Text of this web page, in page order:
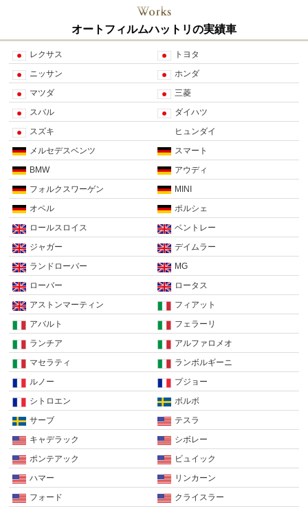
オートフィルムハットリの実績車
レクサス
トヨタ
ニッサン
ホンダ
マツダ
三菱
スバル
ダイハツ
スズキ
ヒュンダイ
メルセデスベンツ
スマート
BMW
アウディ
フォルクスワーゲン
MINI
オペル
ポルシェ
ロールスロイス
ベントレー
ジャガー
デイムラー
ランドローバー
MG
ローバー
ロータス
アストンマーティン
フィアット
アバルト
フェラーリ
ランチア
アルファロメオ
マセラティ
ランボルギーニ
ルノー
プジョー
シトロエン
ボルボ
サーブ
テスラ
キャデラック
シボレー
ポンテアック
ビュイック
ハマー
リンカーン
フォード
クライスラー